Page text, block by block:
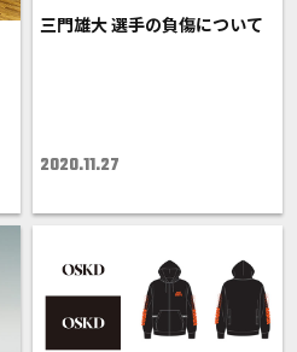
三門雄大 選手の負傷について
2020.11.27